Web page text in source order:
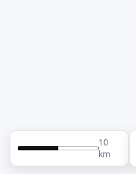
10
km